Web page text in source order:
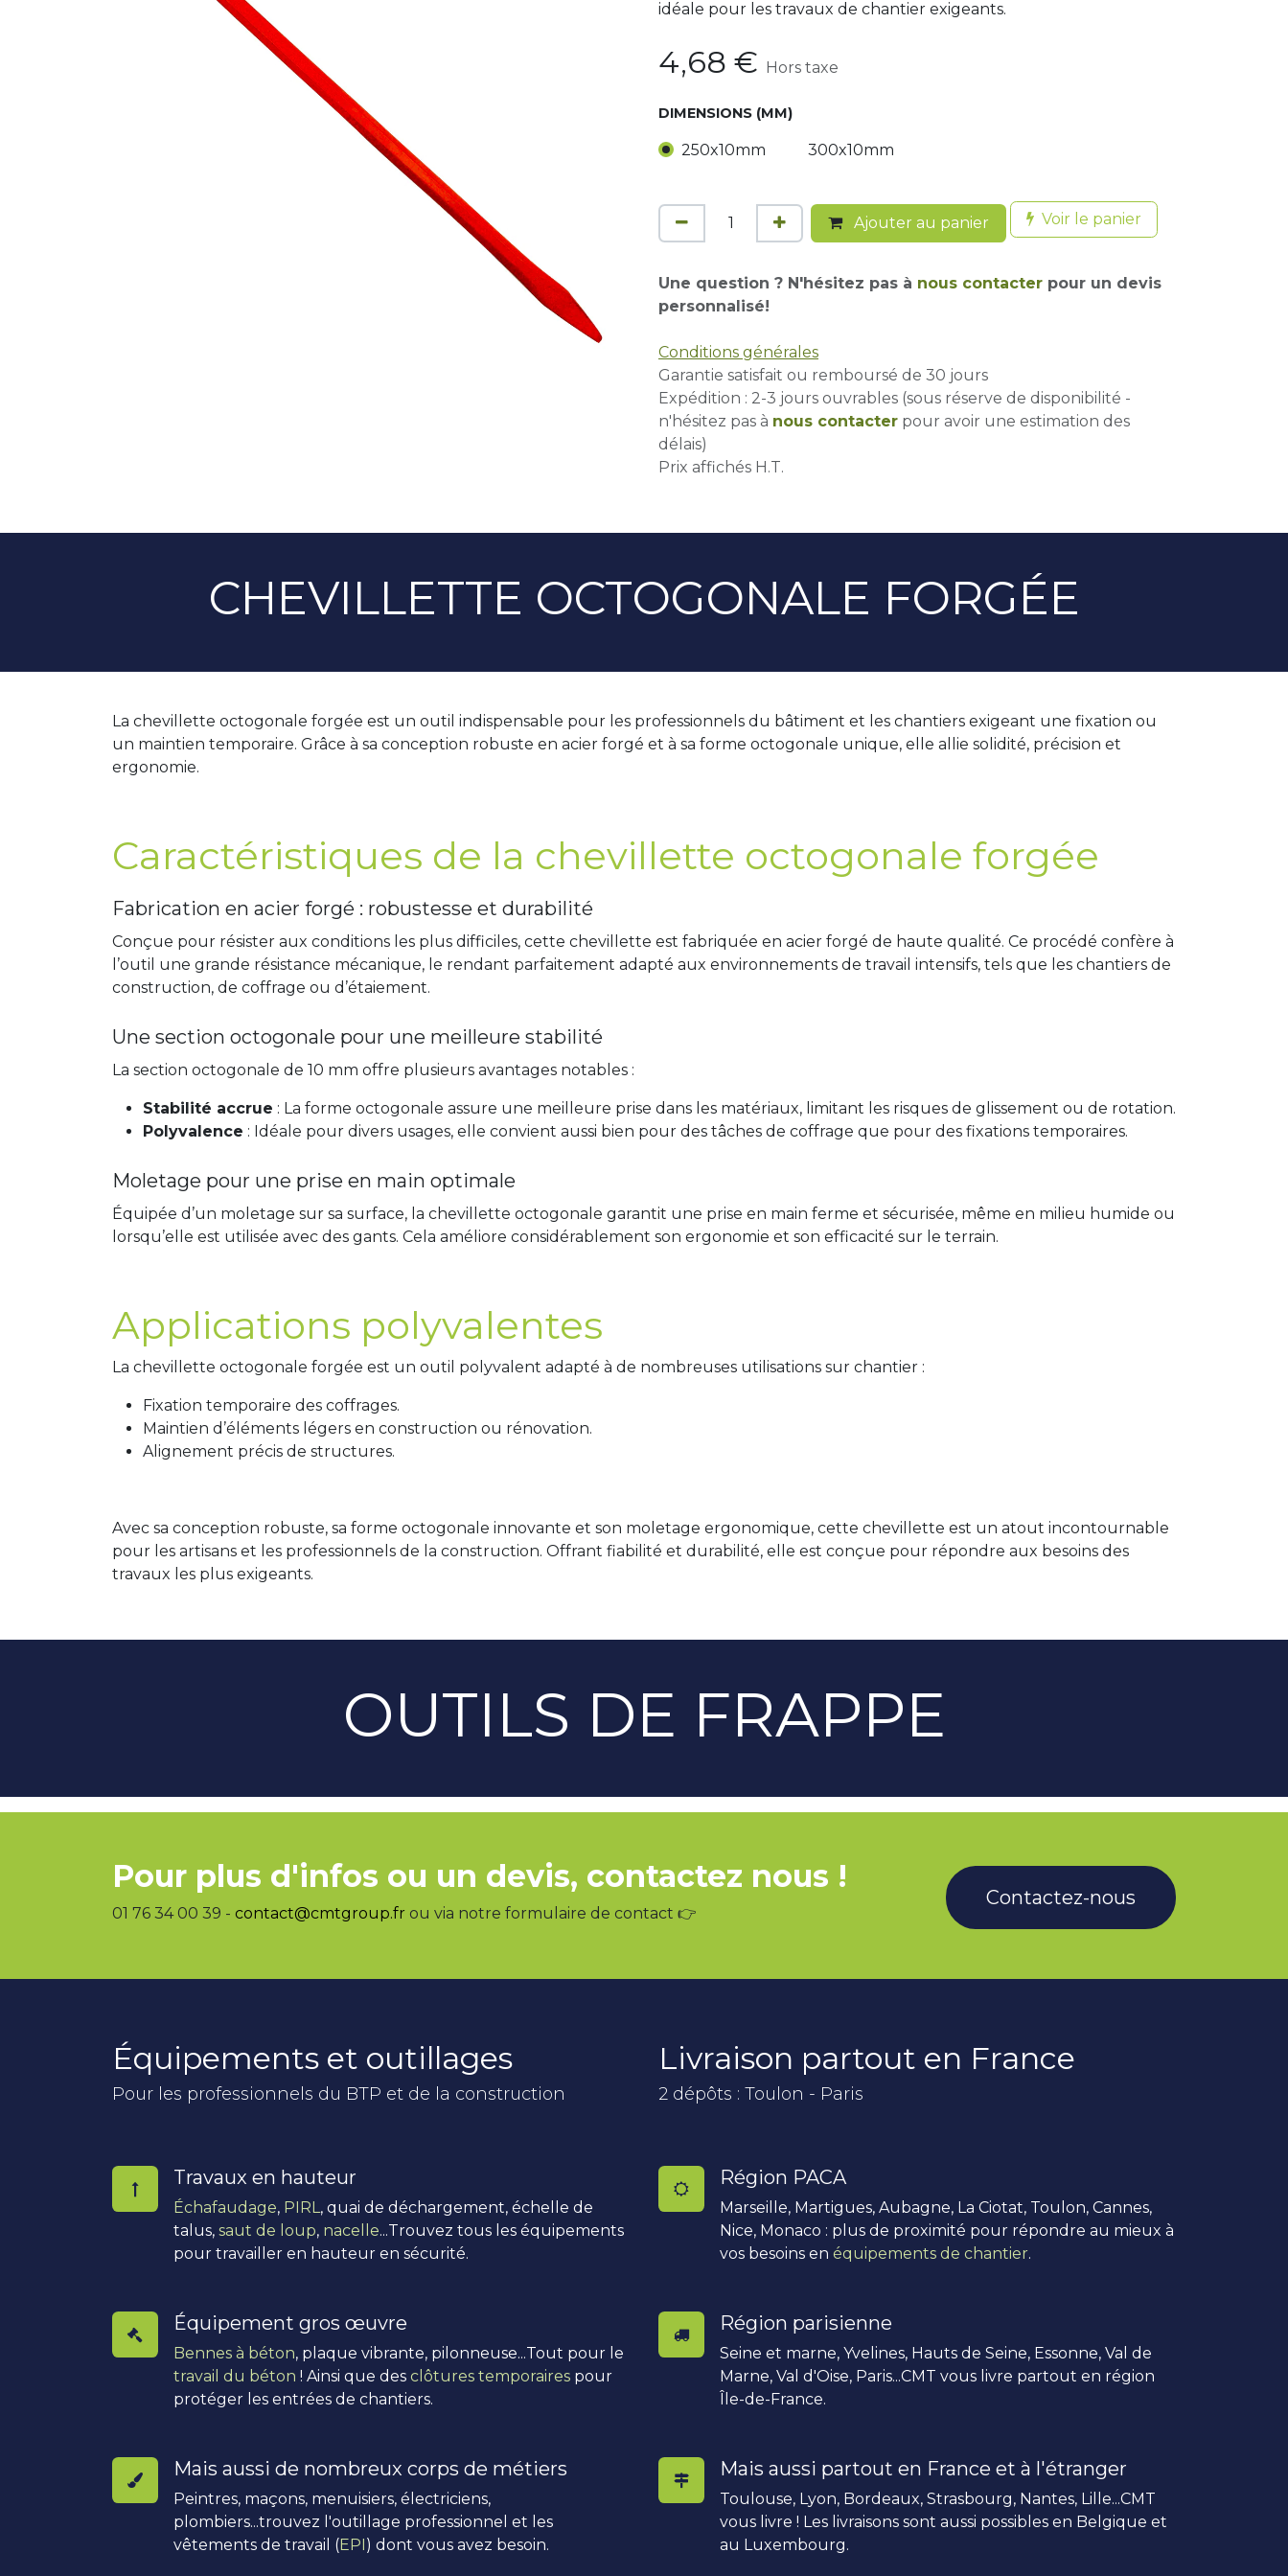
idéale pour les travaux de chantier exigeants.
4,68 € Hors taxe
DIMENSIONS (MM)
250x10mm 300x10mm
Ajouter au panier Voir le panier
Une question ? N'hésitez pas à nous contacter pour un devis
personnalisé!
Conditions générales
Garantie satisfait ou remboursé de 30 jours
Expédition : 2-3 jours ouvrables (sous réserve de disponibilité -
n'hésitez pas à nous contacter pour avoir une estimation des
délais)
Prix affichés H.T.
CHEVILLETTE OCTOGONALE FORGÉE
La chevillette octogonale forgée est un outil indispensable pour les professionnels du bâtiment et les chantiers exigeant une fixation ou
un maintien temporaire. Grâce à sa conception robuste en acier forgé et à sa forme octogonale unique, elle allie solidité, précision et
ergonomie.
Caractéristiques de la chevillette octogonale forgée
Fabrication en acier forgé : robustesse et durabilité
Conçue pour résister aux conditions les plus difficiles, cette chevillette est fabriquée en acier forgé de haute qualité. Ce procédé confère à
l’outil une grande résistance mécanique, le rendant parfaitement adapté aux environnements de travail intensifs, tels que les chantiers de
construction, de coffrage ou d’étaiement.
Une section octogonale pour une meilleure stabilité
La section octogonale de 10 mm offre plusieurs avantages notables :
Stabilité accrue : La forme octogonale assure une meilleure prise dans les matériaux, limitant les risques de glissement ou de rotation.
Polyvalence : Idéale pour divers usages, elle convient aussi bien pour des tâches de coffrage que pour des fixations temporaires.
Moletage pour une prise en main optimale
Équipée d’un moletage sur sa surface, la chevillette octogonale garantit une prise en main ferme et sécurisée, même en milieu humide ou
lorsqu’elle est utilisée avec des gants. Cela améliore considérablement son ergonomie et son efficacité sur le terrain.
Applications polyvalentes
La chevillette octogonale forgée est un outil polyvalent adapté à de nombreuses utilisations sur chantier :
Fixation temporaire des coffrages.
Maintien d’éléments légers en construction ou rénovation.
Alignement précis de structures.
Avec sa conception robuste, sa forme octogonale innovante et son moletage ergonomique, cette chevillette est un atout incontournable
pour les artisans et les professionnels de la construction. Offrant fiabilité et durabilité, elle est conçue pour répondre aux besoins des
travaux les plus exigeants.
OUTILS DE FRAPPE
Pour plus d'infos ou un devis, contactez nous !
01 76 34 00 39 - contact@cmtgroup.fr ou via notre formulaire de contact 👉
Contactez-nous
Équipements et outillages
Pour les professionnels du BTP et de la construction
Travaux en hauteur
Échafaudage, PIRL , quai de déchargement, échelle de
talus, saut de loup, nacelle...Trouvez tous les équipements
pour travailler en hauteur en sécurité.
Équipement gros œuvre
Bennes à béton, plaque vibrante, pilonneuse...Tout pour le
travail du béton ! Ainsi que des clôtures temporaires pour
protéger les entrées de chantiers.
Mais aussi de nombreux corps de métiers
Peintres, maçons, menuisiers, électriciens,
plombiers...trouvez l'outillage professionnel et les
vêtements de travail (EPI) dont vous avez besoin.
Livraison partout en France
2 dépôts : Toulon - Paris
Région PACA
Marseille, Martigues, Aubagne, La Ciotat, Toulon, Cannes,
Nice, Monaco : plus de proximité pour répondre au mieux à
vos besoins en équipements de chantier.
Région parisienne
Seine et marne, Yvelines, Hauts de Seine, Essonne, Val de
Marne, Val d'Oise, Paris...CMT vous livre partout en région
Île-de-France.
Mais aussi partout en France et à l'étranger
Toulouse, Lyon, Bordeaux, Strasbourg, Nantes, Lille...CMT
vous livre ! Les livraisons sont aussi possibles en Belgique et
au Luxembourg.